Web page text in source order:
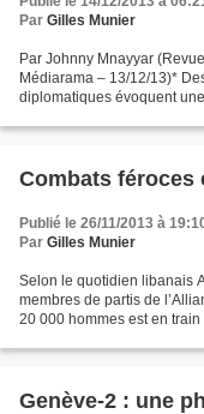
Par Gilles Munier
Par Johnny Mnayyar
Médiarama – 13/12/13)*
diplomatiques évoquent
Combats féroces
Publié le 26/11/2013 à
Par Gilles Munier
Selon le quotidien libanais
membres de partis de
20 000 hommes est en
Genève-2 : une